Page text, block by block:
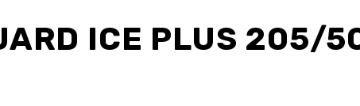
ICE PLUS 205/